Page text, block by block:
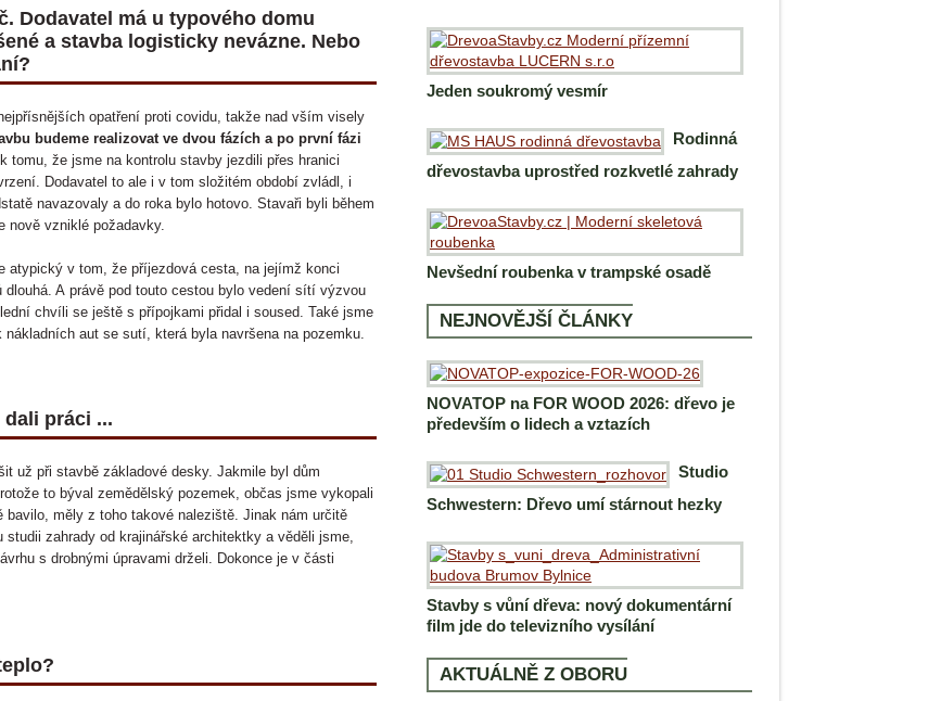
Dodavatel má u typového domu
a stavba logisticky nevázne. Nebo
opatření proti covidu, takže nad vším visely
budeme realizovat ve dvou fázích a po první fázi
tomu, že jsme na kontrolu stavby jezdili přes hranici
Dodavatel to ale i v tom složitém období zvládl, i
navazovaly a do roka bylo hotovo. Stavaři byli během
nově vzniklé požadavky.
v tom, že příjezdová cesta, na jejímž konci
A právě pod touto cestou bylo vedení sítí výzvou
chvíli se ještě s přípojkami přidal i soused. Také jsme
aut se sutí, která byla navršena na pozemku.
práci ...
už při stavbě základové desky. Jakmile byl dům
to býval zemědělský pozemek, občas jsme vykopali
měly z toho takové naleziště. Jinak nám určitě
zahrady od krajinářské architektky a věděli jsme,
s drobnými úpravami drželi. Dokonce je v části
Jeden soukromý vesmír
Rodinná
dřevostavba uprostřed rozkvetlé zahrady
Nevšední roubenka v trampské osadě
NEJNOVĚJŠÍ ČLÁNKY
NOVATOP na FOR WOOD 2026: dřevo je
především o lidech a vztazích
Studio
Schwestern: Dřevo umí stárnout hezky
Stavby s vůní dřeva: nový dokumentární
film jde do televizního vysílání
AKTUÁLNĚ Z OBORU